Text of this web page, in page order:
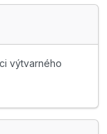
výtvarného